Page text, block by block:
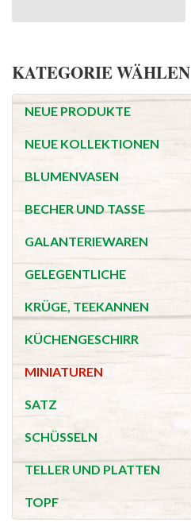
KATEGORIE WÄHLEN
NEUE PRODUKTE
NEUE KOLLEKTIONEN
BLUMENVASEN
BECHER UND TASSE
GALANTERIEWAREN
GELEGENTLICHE
KRÜGE, TEEKANNEN
KÜCHENGESCHIRR
MINIATUREN
SATZ
SCHÜSSELN
TELLER UND PLATTEN
TOPF